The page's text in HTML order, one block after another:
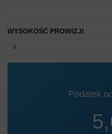
WYSOKOŚĆ PROWIZJI
Podatek